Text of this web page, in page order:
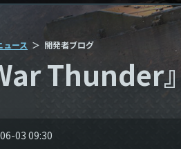
ュース 開発者ブログ
Thunder
03 09:30